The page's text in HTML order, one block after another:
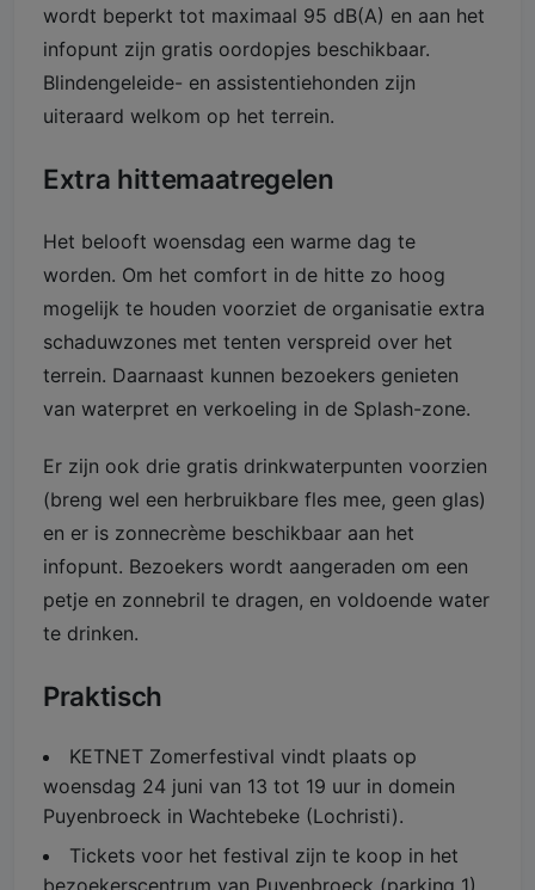
wordt beperkt tot maximaal 95 dB(A) en aan het
infopunt zijn gratis oordopjes beschikbaar.
Blindengeleide- en assistentiehonden zijn
uiteraard welkom op het terrein.
Extra hittemaatregelen
Het belooft woensdag een warme dag te
worden. Om het comfort in de hitte zo hoog
mogelijk te houden voorziet de organisatie extra
schaduwzones met tenten verspreid over het
terrein. Daarnaast kunnen bezoekers genieten
van waterpret en verkoeling in de Splash-zone.
Er zijn ook drie gratis drinkwaterpunten voorzien
(breng wel een herbruikbare fles mee, geen glas)
en er is zonnecrème beschikbaar aan het
infopunt. Bezoekers wordt aangeraden om een
petje en zonnebril te dragen, en voldoende water
te drinken.
Praktisch
KETNET Zomerfestival vindt plaats op
woensdag 24 juni van 13 tot 19 uur in domein
Puyenbroeck in Wachtebeke (Lochristi). ​
Tickets voor het festival zijn te koop in het
bezoekerscentrum van Puyenbroeck (parking 1)